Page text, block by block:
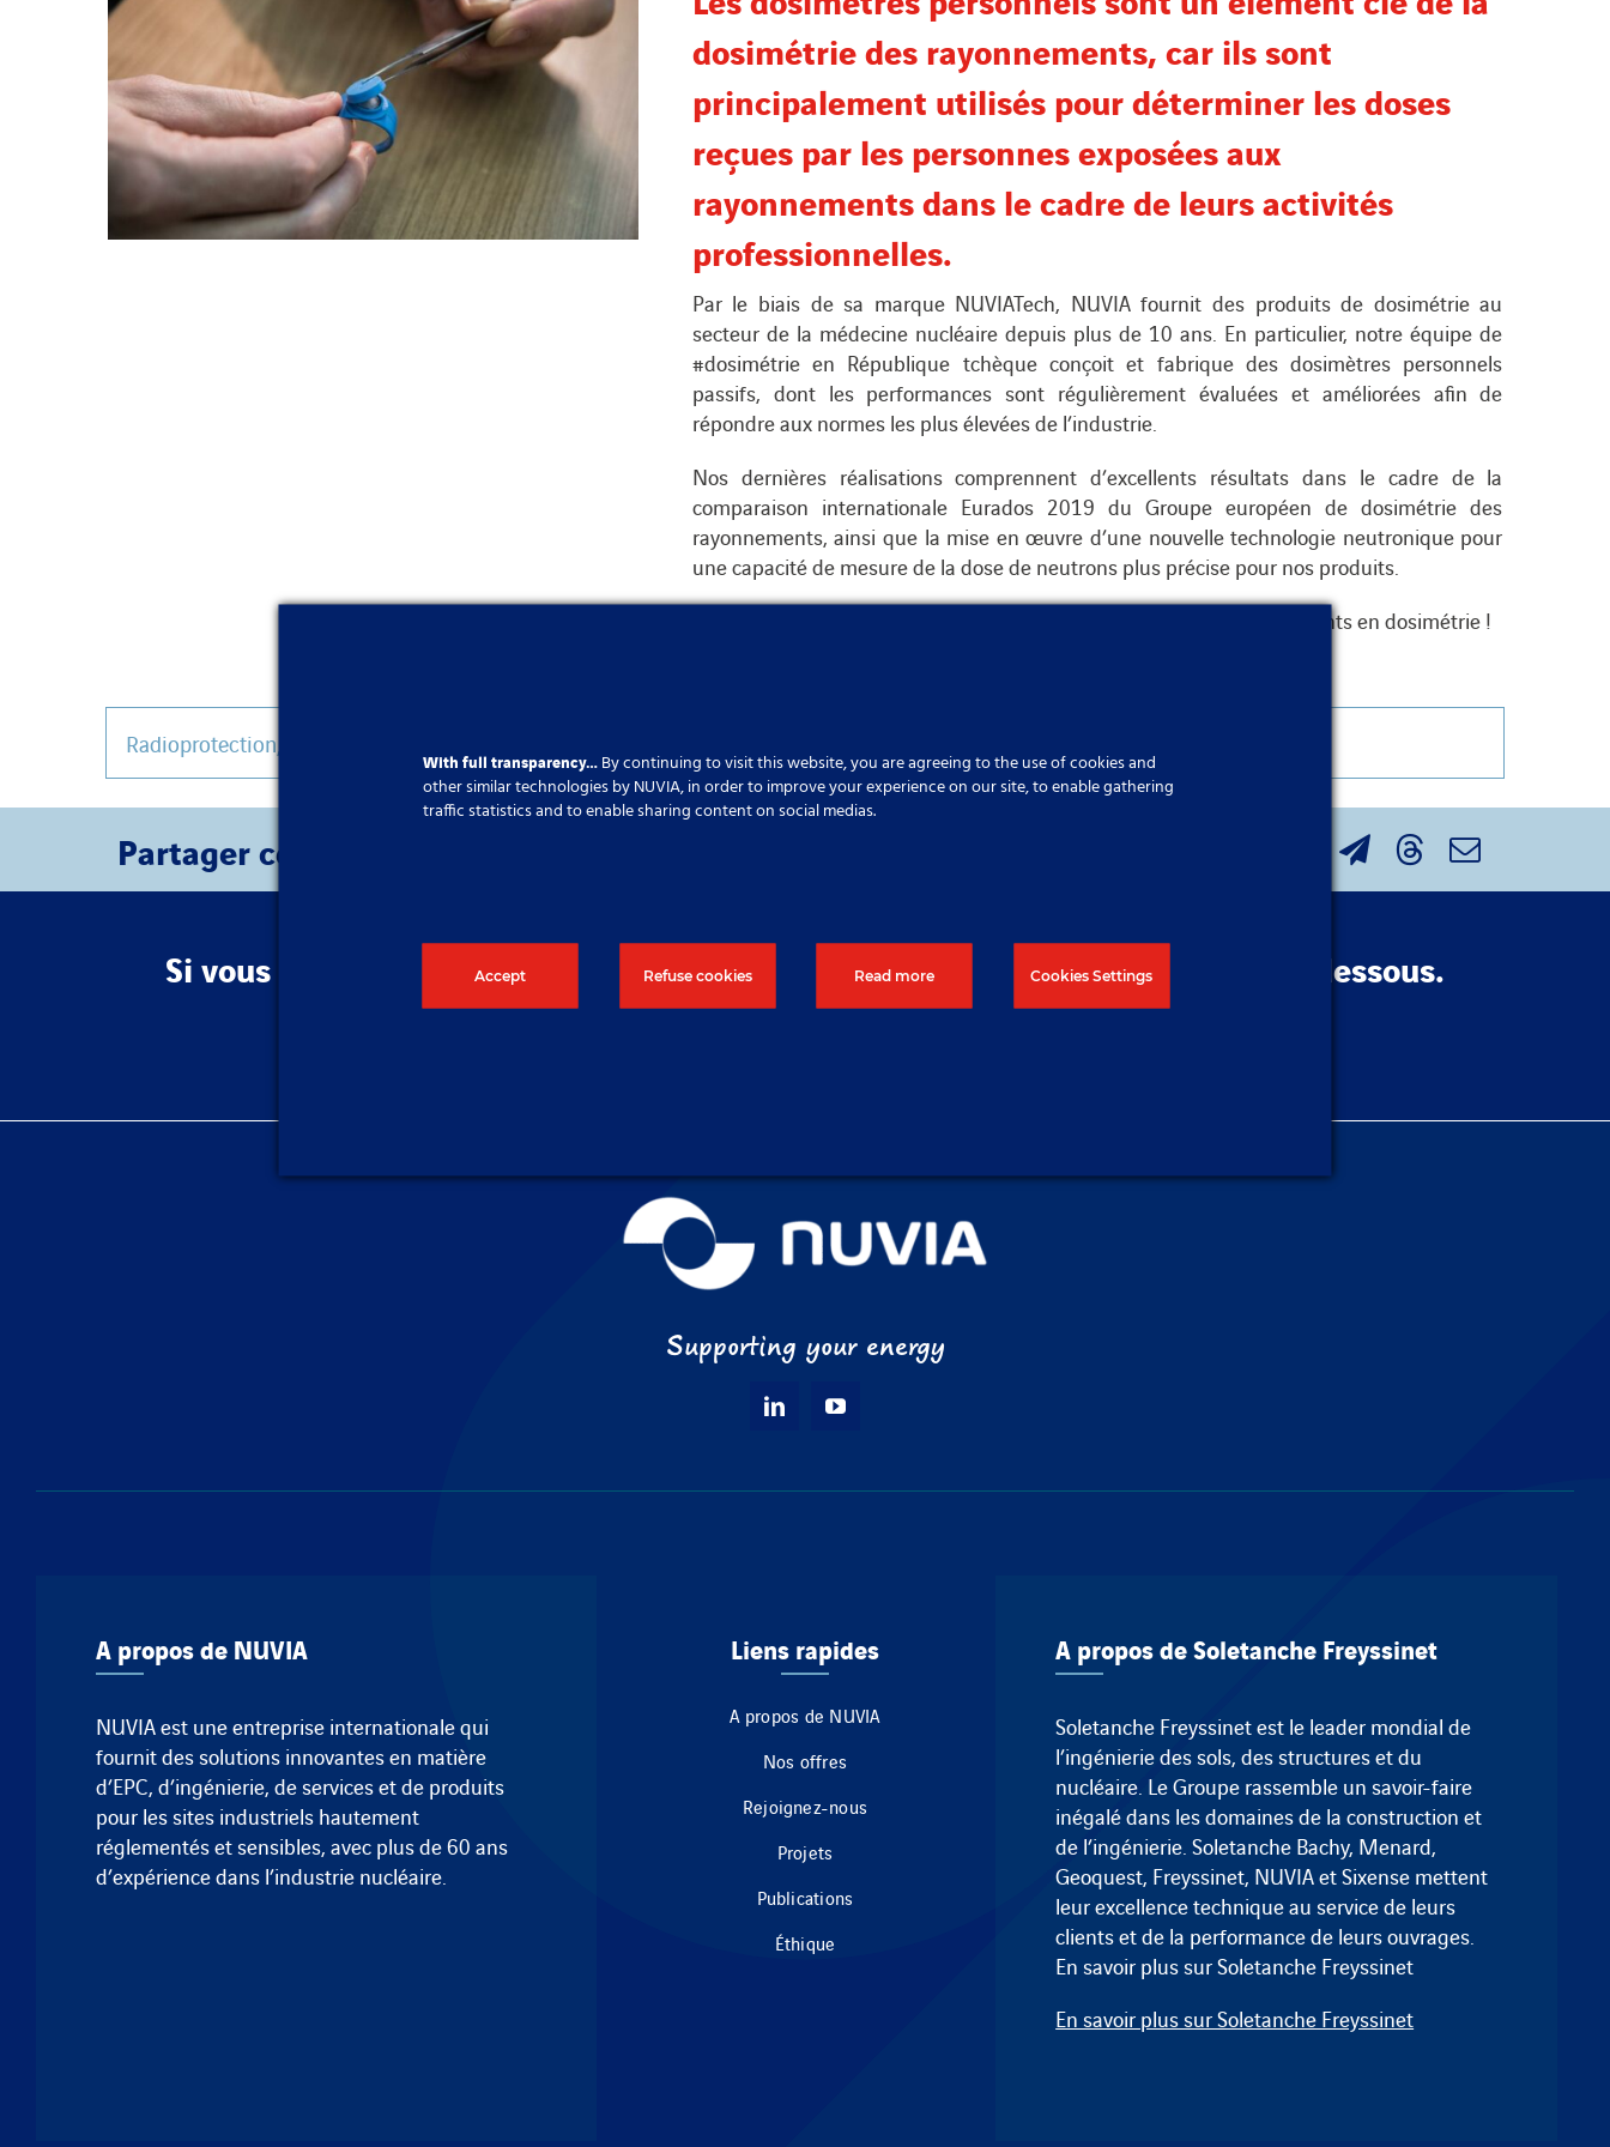
dosimétrie des rayonnements, car ils sont
principalement utilisés pour déterminer les doses
reçues par les personnes exposées aux
rayonnements dans le cadre de leurs activités
professionnelles.
Par le biais de sa marque NUVIATech, NUVIA fournit des produits de dosimétrie au
secteur de la médecine nucléaire depuis plus de 10 ans. En particulier, notre équipe de
#dosimétrie en République tchèque conçoit et fabrique des dosimètres personnels
passifs, dont les performances sont régulièrement évaluées et améliorées afin de
répondre aux normes les plus élevées de l’industrie.
Nos dernières réalisations comprennent d’excellents résultats dans le cadre de la
comparaison internationale Eurados 2019 du Groupe européen de dosimétrie des
rayonnements, ainsi que la mise en œuvre d’une nouvelle technologie neutronique pour
une capacité de mesure de la dose de neutrons plus précise pour nos produits.
Restez connecté pour plus d’informations sur nos futurs développements en dosimétrie !
Radioprotection, sécurité et mesures
Partager cet article
Si vous avez besoin de plus d’informations, veuillez cliquer sur le bouton ci-dessous.
Supporting your energy
A propos de NUVIA
NUVIA est une entreprise internationale qui
fournit des solutions innovantes en matière
d’EPC, d’ingénierie, de services et de produits
pour les sites industriels hautement
réglementés et sensibles, avec plus de 60 ans
d’expérience dans l’industrie nucléaire.
Liens rapides
A propos de NUVIA
Nos offres
Rejoignez-nous
Projets
Publications
Éthique
A propos de Soletanche Freyssinet
Soletanche Freyssinet est le leader mondial de
l’ingénierie des sols, des structures et du
nucléaire. Le Groupe rassemble un savoir-faire
inégalé dans les domaines de la construction et
de l’ingénierie.Soletanche Bachy, Menard,
Geoquest, Freyssinet, NUVIA etSixense mettent
leur excellence technique au service de leurs
clients et de la performance de leurs ouvrages.
En savoir plus sur Soletanche Freyssinet
En savoir plus sur Soletanche Freyssinet
With full transparency…By continuing to visit this website, you are agreeing to the use of cookies and
other similar technologies by NUVIA, in order to improve your experience on our site, to enable gathering
traffic statistics and to enable sharing content on social medias.
Accept Refuse cookies Read more Cookies Settings